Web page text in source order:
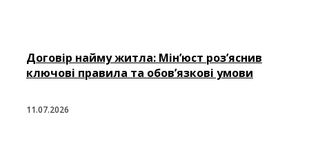
Договір найму житла: Мін’юст роз’яснив
ключові правила та обов’язкові умови
11.07.2026